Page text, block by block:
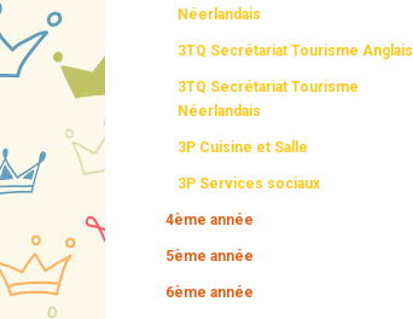
Néerlandais
3TQ Secrétariat Tourisme Anglais
3TQ Secrétariat Tourisme
Néerlandais
3P Cuisine et Salle
3P Services sociaux
4ème année
5ème année
6ème année